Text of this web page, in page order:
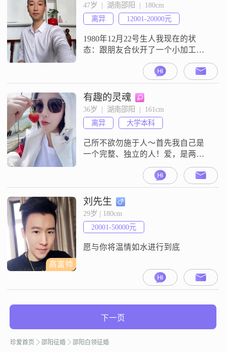
47岁  |  湖南邵阳  |  180cm
离异
12001-20000元
1980年12月22号生人我现在的状
态：跟朋友合伙开了一个小加工
厂，自己也开了一个小的建材店，
另外承接了几个品牌的售后服务.手
艺活##3002##房车的话都有（车是
旧的）景区也买了一个小铺，我的
生活习惯：没事时一般都宅在家
里，不喝酒，不打牌，偶尔也会去
钓一下鱼.或夜跑一下，家里大致上
干净整洁，不喜欢太邋遢，个人情
况是：
有趣的灵魂
36岁  |  湖南邵阳  |  161cm
离异
大学本科
己所不欲勿施于人～首先我自己是
一个完整、独立的人！爱，是两个
独立灵魂的共鸣与共舞，绝非依赖
共生。我得先成为那个能让自己感
到充实、稳定、有价值感的人…才
能以健康的姿态去拥抱另一个生
命！如果有一天，我遇到了你，心
动、欣赏、仰慕……这一切都源于
真诚所吸引。而非寂寞的驱赶和功
利的算计！尊重是爱的基石！尊重
高富帅
刘先生
29岁 | 180cm
20001-50000元
愿与你将温情如水进行到底
下一页
珍爱首页 邵阳征婚 邵阳白领征婚